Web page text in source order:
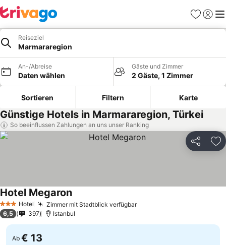
Favoriten
Reiseziel
Marmararegion
An-/Abreise
Daten wählen
Gäste und Zimmer
2 Gäste, 1 Zimmer
Sortieren Filtern Karte
Günstige Hotels in Marmararegion, Türkei
So beeinflussen Zahlungen an uns unser Ranking
Teilen
3 SterneHotel Zimmer mit Stadtblick verfügbar
Hotel Megaron
6,5 397 Istanbul
Ab € 13